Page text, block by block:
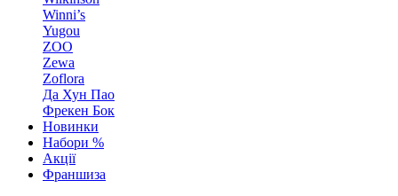
Winni’s
Yugou
ZOO
Zewa
Zoflora
Да Хун Пао
Фрекен Бок
Новинки
Набори %
Акції
Франшиза